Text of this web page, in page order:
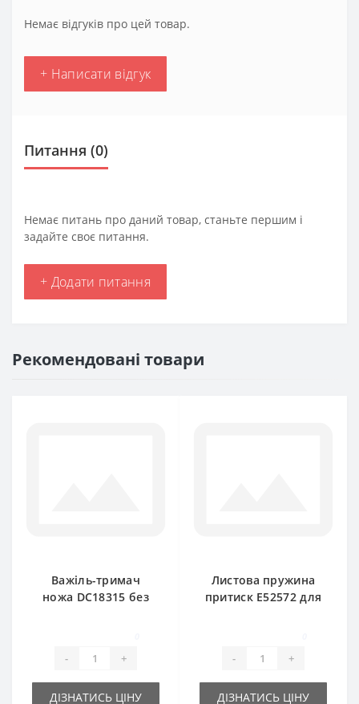
Немає відгуків про цей товар.
+ Написати відгук
Питання (0)
Немає питань про даний товар, станьте першим і
задайте своє питання.
+ Додати питання
Рекомендовані товари
Важіль-тримач
ножа DC18315 без
- +
ДІЗНАТИСЬ ЦІНУ
Листова пружина
притиск E52572 для
- +
ДІЗНАТИСЬ ЦІНУ